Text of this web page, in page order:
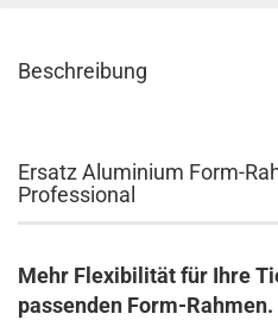
Beschreibung
Ersatz Aluminium Form-
Professional
Mehr Flexibilität für Ihre
passenden Form-Rahmen.